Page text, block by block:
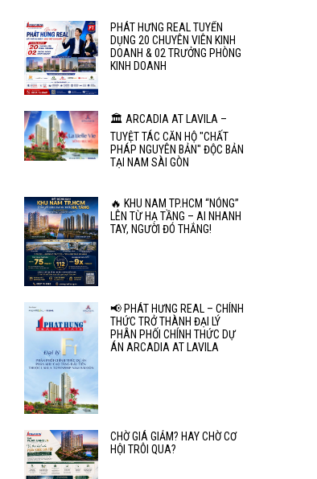
PHÁT HƯNG REAL TUYỂN
DỤNG 20 CHUYÊN VIÊN KINH
DOANH & 02 TRƯỞNG PHÒNG
KINH DOANH
🏛️ ARCADIA AT LAVILA –
TUYỆT TÁC CĂN HỘ "CHẤT
PHÁP NGUYÊN BẢN" ĐỘC BẢN
TẠI NAM SÀI GÒN
🔥 KHU NAM TP.HCM “NÓNG”
LÊN TỪ HẠ TẦNG – AI NHANH
TAY, NGƯỜI ĐÓ THẮNG!
📢 PHÁT HƯNG REAL – CHÍNH
THỨC TRỞ THÀNH ĐẠI LÝ
PHÂN PHỐI CHÍNH THỨC DỰ
ÁN ARCADIA AT LAVILA
CHỜ GIÁ GIẢM? HAY CHỜ CƠ
HỘI TRÔI QUA?